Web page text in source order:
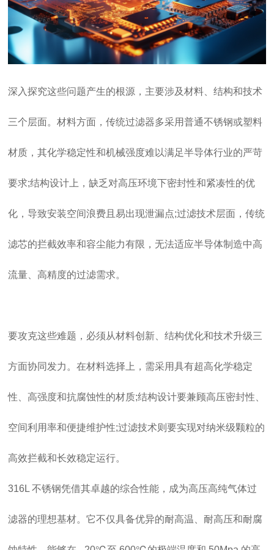
深入探究这些问题产生的根源，主要涉及材料、结构和技术
三个层面。材料方面，传统过滤器多采用普通不锈钢或塑料
材质，其化学稳定性和机械强度难以满足半导体行业的严苛
要求;结构设计上，缺乏对高压环境下密封性和紧凑性的优
化，导致安装空间浪费且易出现泄漏点;过滤技术层面，传统
滤芯的拦截效率和容尘能力有限，无法适应半导体制造中高
流量、高精度的过滤需求。
要攻克这些难题，必须从材料创新、结构优化和技术升级三
方面协同发力。在材料选择上，需采用具有超高化学稳定
性、高强度和抗腐蚀性的材质;结构设计要兼顾高压密封性、
空间利用率和便捷维护性;过滤技术则要实现对纳米级颗粒的
高效拦截和长效稳定运行。
316L 不锈钢凭借其卓越的综合性能，成为高压高纯气体过
滤器的理想基材。它不仅具备优异的耐高温、耐高压和耐腐